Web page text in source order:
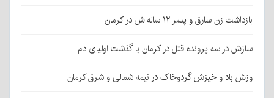
بازداشت زن سارق و پسر ۱۲ ساله‌اش در کرمان
سازش در سه پرونده قتل در کرمان با گذشت اولیای دم
وزش باد و خیزش گردوخاک در نیمه شمالی و شرق کرمان